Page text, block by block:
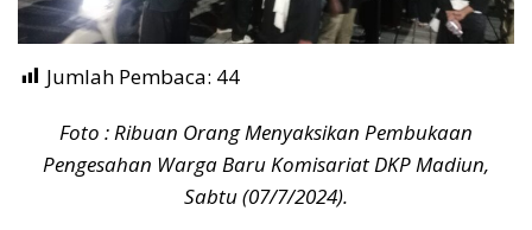
Jumlah Pembaca: 44
Foto : Ribuan Orang Menyaksikan Pembukaan
Pengesahan Warga Baru Komisariat DKP Madiun,
Sabtu (07/7/2024).